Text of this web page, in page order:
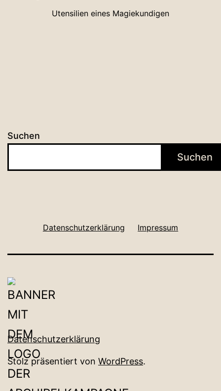
Utensilien eines Magiekundigen
Suchen
Suchen
Datenschutzerklärung Impressum
Datenschutzerklärung
Stolz präsentiert von WordPress.